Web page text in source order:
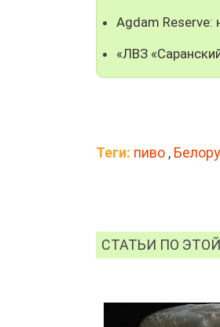
Agdam Reserve:
«ЛВЗ
Теги: пиво ,
СТАТЬИ ПО